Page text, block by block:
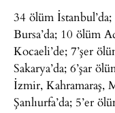
34 ölüm
Bursa’da; 10 ölüm
Kocaeli’de; 7’şer
Sakarya’da; 6’şar
İzmir, Kahramaraş,
Şanlıurfa’da; 5’er